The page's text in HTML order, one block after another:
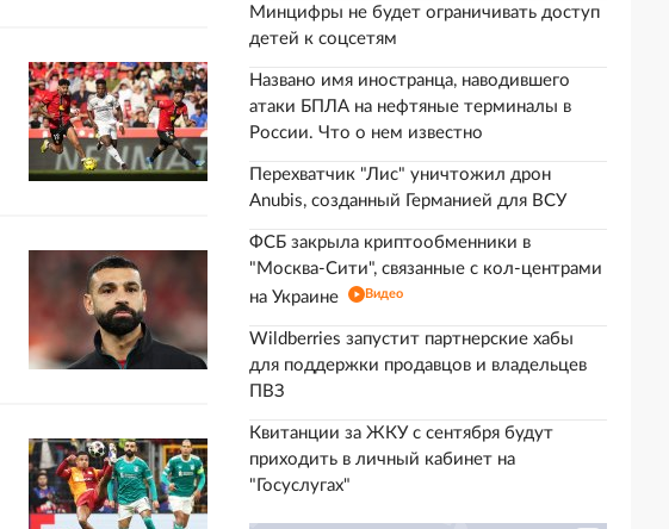
Минцифры не будет ограничивать доступ
детей к соцсетям
Названо имя иностранца, наводившего
атаки БПЛА на нефтяные терминалы в
России. Что о нем известно
Перехватчик "Лис" уничтожил дрон
Anubis, созданный Германией для ВСУ
ФСБ закрыла криптообменники в
"Москва-Сити", связанные с кол-центрами
на Украине
Видео
Wildberries запустит партнерские хабы
для поддержки продавцов и владельцев
ПВЗ
Квитанции за ЖКУ с сентября будут
приходить в личный кабинет на
"Госуслугах"